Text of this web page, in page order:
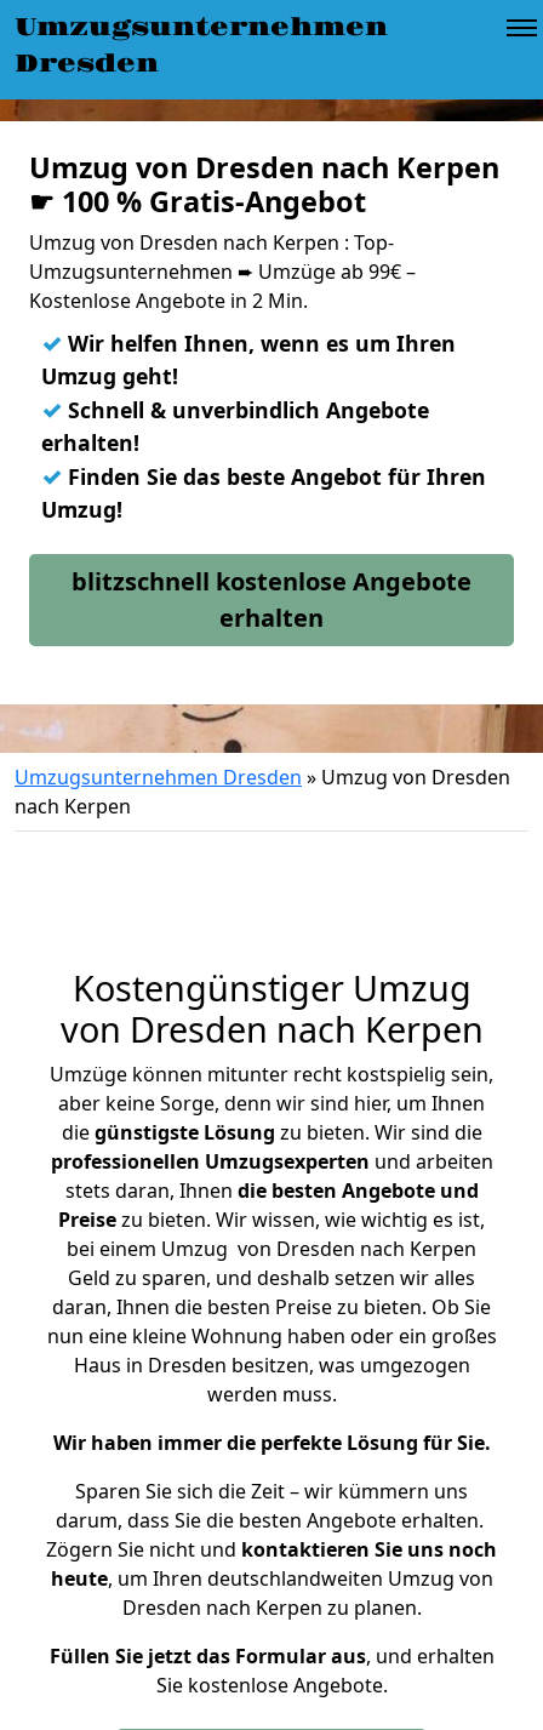
Umzugsunternehmen
Dresden
Umzug von Dresden nach Kerpen
☛ 100 % Gratis-Angebot
Umzug von Dresden nach Kerpen : Top-
Umzugsunternehmen ➨ Umzüge ab 99€ –
Kostenlose Angebote in 2 Min.
✓ Wir helfen Ihnen, wenn es um Ihren
Umzug geht!
✓ Schnell & unverbindlich Angebote
erhalten!
✓ Finden Sie das beste Angebot für Ihren
Umzug!
blitzschnell kostenlose Angebote
erhalten
Umzugsunternehmen Dresden » Umzug von Dresden
nach Kerpen
Kostengünstiger Umzug
von Dresden nach Kerpen
Umzüge können mitunter recht kostspielig sein,
aber keine Sorge, denn wir sind hier, um Ihnen
diegünstigste Lösung zu bieten. Wir sind die
professionellen Umzugsexperten und arbeiten
stets daran, Ihnen die besten Angebote und
Preisezu bieten. Wir wissen, wie wichtig es ist,
bei einem Umzug von Dresden nach Kerpen
Geld zu sparen, und deshalb setzen wir alles
daran, Ihnen die besten Preise zu bieten. Ob Sie
nun eine kleine Wohnung haben oder ein großes
Haus in Dresden besitzen, was umgezogen
werden muss.
Wir haben immer die perfekte Lösung für Sie.
Sparen Sie sich die Zeit – wir kümmern uns
darum, dass Sie die besten Angebote erhalten.
Zögern Sie nicht und kontaktieren Sie uns noch
heute, um Ihren deutschlandweiten Umzug von
Dresden nach Kerpen zu planen.
Füllen Sie jetzt das Formular aus, und erhalten
Sie kostenlose Angebote.